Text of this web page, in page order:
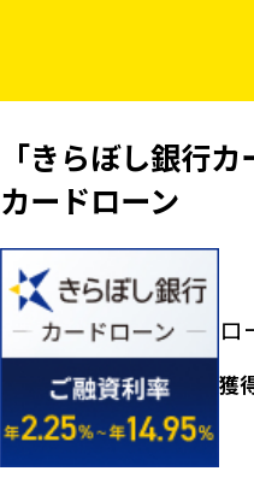
「きらぼし銀行
カードローン
ロ
獲